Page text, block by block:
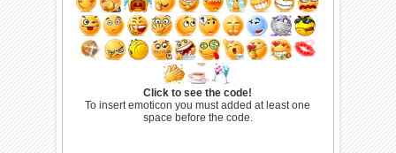
Click to see the code!
To insert emoticon you must added at least one
space before the code.